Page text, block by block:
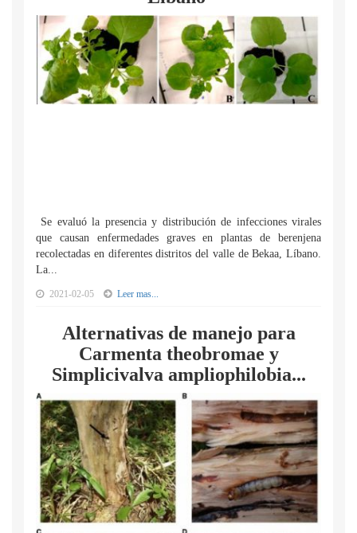
Se evaluó la presencia y distribución de infecciones virales
que causan enfermedades graves en plantas de berenjena
recolectadas en diferentes distritos del valle de Bekaa, Líbano.
La...
2021-02-05 Leer mas...
Alternativas de manejo para
Carmenta theobromae y
Simplicivalva ampliophilobia...